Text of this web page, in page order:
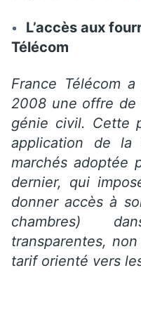
L’accès aux
Télécom
France Télécom
2008 une offre de
génie civil. Cette
application de la
marchés adoptée
dernier, qui
donner accès à
chambres)
transparentes,
tarif orienté vers